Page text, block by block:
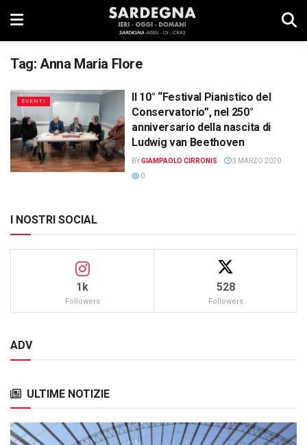
Tag: Anna Maria Flore
EVENTI
Il 10° “Festival Pianistico del
Conservatorio”, nel 250°
anniversario della nascita di
Ludwig van Beethoven
BYGIAMPAOLO CIRRONIS
3 MARZO 2020
0
I NOSTRI SOCIAL
1k
Followers
528
Followers
ADV
ULTIME NOTIZIE